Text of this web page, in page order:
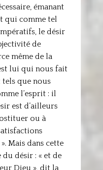
émanant
qui comme tel
le désir
de
même de la
lui qui nous fait
tels que nous
l’esprit : il
est d’ailleurs
ou à
Mais dans cette
désir : « et de
Dieu », dit la